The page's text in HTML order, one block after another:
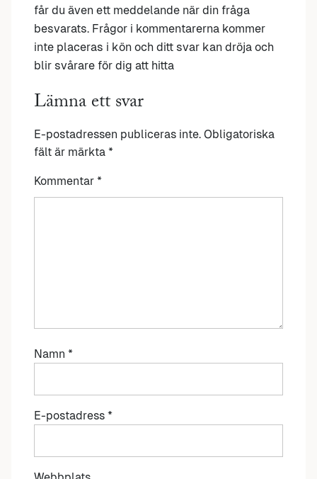
får du även ett meddelande när din fråga
besvarats. Frågor i kommentarerna kommer
inte placeras i kön och ditt svar kan dröja och
blir svårare för dig att hitta
Lämna ett svar
E-postadressen publiceras inte. Obligatoriska
fält är märkta *
Kommentar *
Namn *
E-postadress *